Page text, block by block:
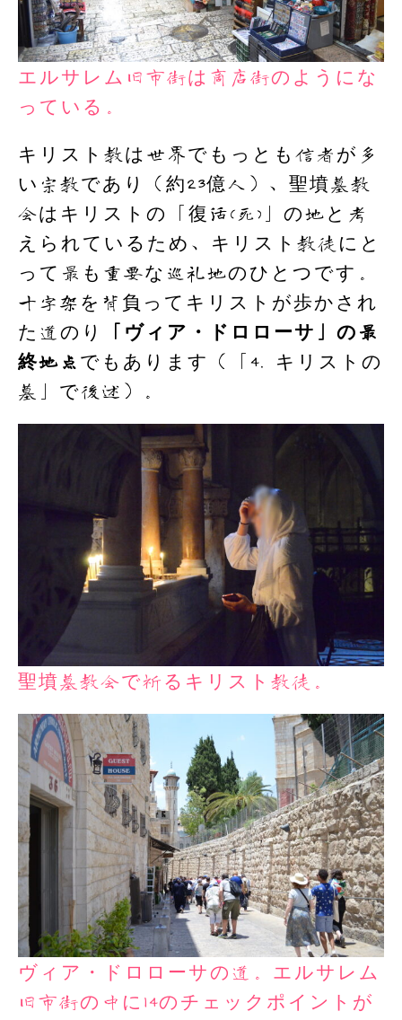
エルサレム旧市街は商店街のようにな
っている。
キリスト教は世界でもっとも信者が多
い宗教であり（約23億人）、聖墳墓教
会はキリストの「復活(死)」の地と考
えられているため、キリスト教徒にと
って最も重要な巡礼地のひとつです。
十字架を背負ってキリストが歩かされ
た道のり
「ヴィア・ドロローサ」の最
終地点 でもあります（「4. キリストの
墓」で後述）。
聖墳墓教会で祈るキリスト教徒。
ヴィア・ドロローサの道。エルサレム
旧市街の中に14のチェックポイントが